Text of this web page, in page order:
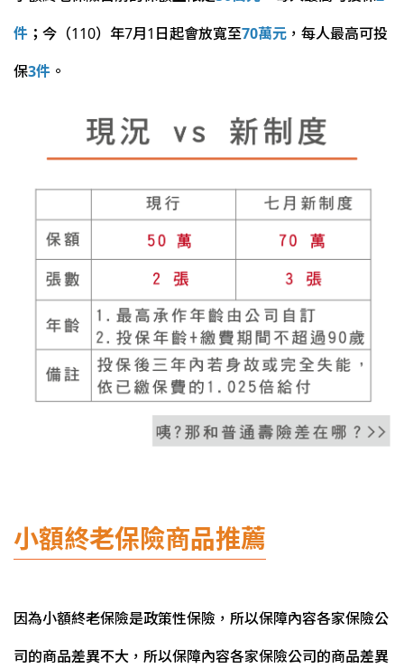
件 ；今（110）年7月1日起會放寬至70萬元 ，每人最高可投
保3件 。
小額終老保險商品推薦
因為小額終老保險是政策性保險，所以保障內容各家保險公
司的商品差異不大，所以保障內容各家保險公司的商品差異